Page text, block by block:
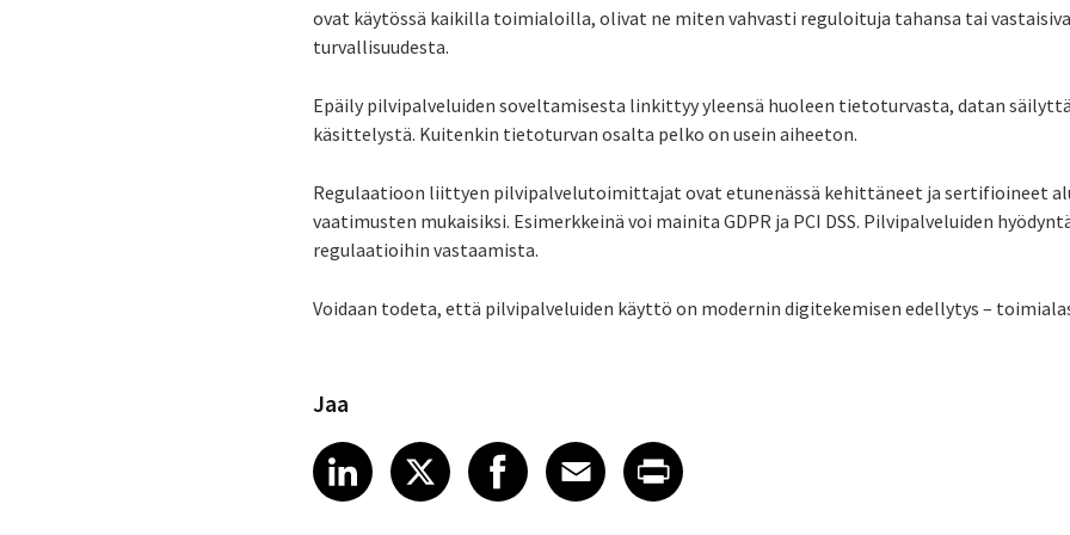
ovat käytössä kaikilla toimialoilla, olivat ne miten vahvasti reguloituja tahansa tai
turvallisuudesta.
Epäily pilvipalveluiden soveltamisesta linkittyy yleensä huoleen tietoturvasta, datan
käsittelystä. Kuitenkin tietoturvan osalta pelko on usein aiheeton.
Regulaatioon liittyen pilvipalvelutoimittajat ovat etunenässä kehittäneet ja sertifioineet
vaatimusten mukaisiksi. Esimerkkeinä voi mainita GDPR ja PCI DSS. Pilvipalveluiden
regulaatioihin vastaamista.
Voidaan todeta, että pilvipalveluiden käyttö on modernin digitekemisen edellytys –
Jaa
Share article on LinkedIn
LinkedIn
Share article on X
XShare article on Facebook
Facebook
Share article on Email
Email
Share article on Print